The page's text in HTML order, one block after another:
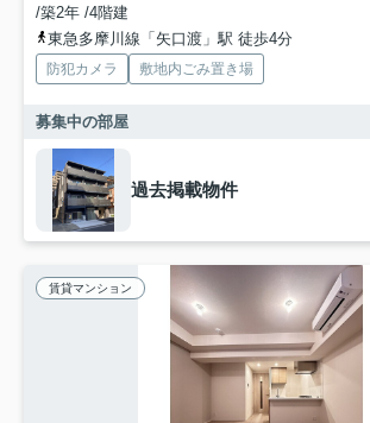
/築2年 /4階建
東急多摩川線「矢口渡」駅 徒歩4分
防犯カメラ 敷地内ごみ置き場
募集中の部屋
過去掲載物件
賃貸マンション